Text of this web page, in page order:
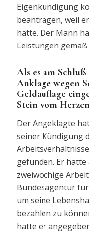
Eigenkündigung
beantragen, weil
hatte. Der Mann
Leistungen gemäß
Als es am
Anklage wegen
Geldauflage
Stein vom
Der Angeklagte
seiner Kündigung
gefunden. Er
zweiwöchige
Bundesagentur
um seine
bezahlen zu
hatte er